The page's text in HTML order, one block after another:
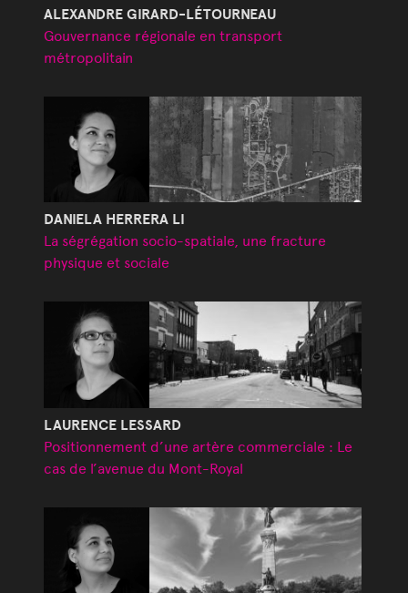
ALEXANDRE GIRARD-LÉTOURNEAU
Gouvernance régionale en transport
métropolitain
DANIELA HERRERA LI
La ségrégation socio-spatiale, une fracture
physique et sociale
LAURENCE LESSARD
Positionnement d’une artère commerciale : Le
cas de l’avenue du Mont-Royal